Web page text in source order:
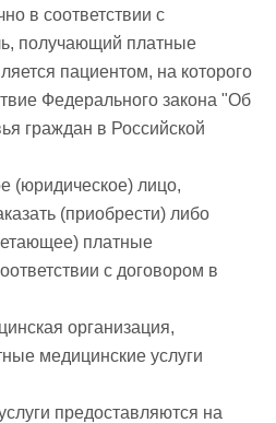
в соответствии с
получающий платные
пациентом, на которого
Федерального закона "Об
граждан в Российской
(юридическое) лицо,
(приобрести) либо
платные
с договором в
организация,
медицинские услуги
предоставляются на